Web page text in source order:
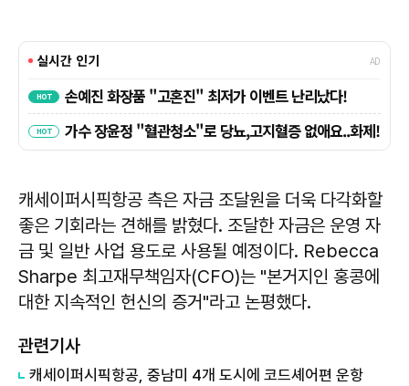
캐세이퍼시픽항공 측은 자금 조달원을 더욱 다각화할
좋은 기회라는 견해를 밝혔다. 조달한 자금은 운영 자
금 및 일반 사업 용도로 사용될 예정이다. Rebecca
Sharpe 최고재무책임자(CFO)는 "본거지인 홍콩에
대한 지속적인 헌신의 증거"라고 논평했다.
관련기사
캐세이퍼시픽항공, 중남미 4개 도시에 코드셰어편 운항